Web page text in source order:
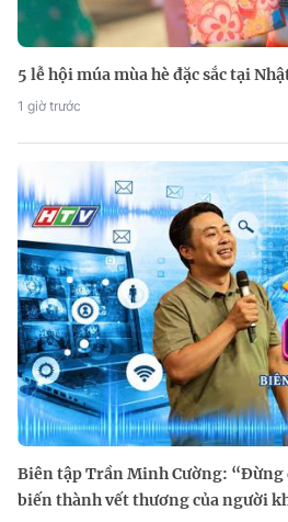
5 lễ hội múa mùa hè đặc sắc tại
1 giờ trước
Biên tập Trần Minh Cường: “Đừng
biến thành vết thương của người